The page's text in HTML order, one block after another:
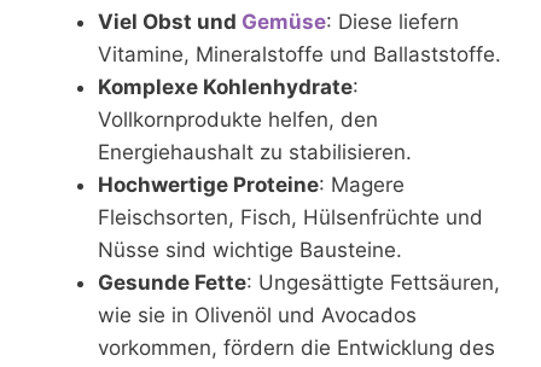
Viel Obst und Gemüse: Diese liefern
Vitamine, Mineralstoffe und Ballaststoffe.
Komplexe Kohlenhydrate:
Vollkornprodukte helfen, den
Energiehaushalt zu stabilisieren.
Hochwertige Proteine: Magere
Fleischsorten, Fisch, Hülsenfrüchte und
Nüsse sind wichtige Bausteine.
Gesunde Fette: Ungesättigte Fettsäuren,
wie sie in Olivenöl und Avocados
vorkommen, fördern die Entwicklung des